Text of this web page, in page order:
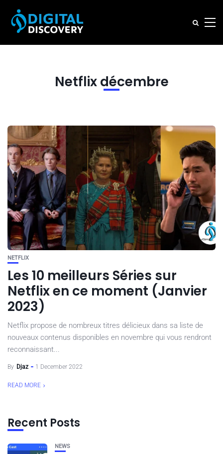
Netflix décembre
NETFLIX
Les 10 meilleurs Séries sur
Netflix en ce moment (Janvier
2023)
Netflix propose de nombreux titres délicieux dans sa liste de
nouveaux contenus disponibles en novembre qui vous rendront
reconnaissant...
By Djaz 1 December 2022
READ MORE
Recent Posts
NEWS